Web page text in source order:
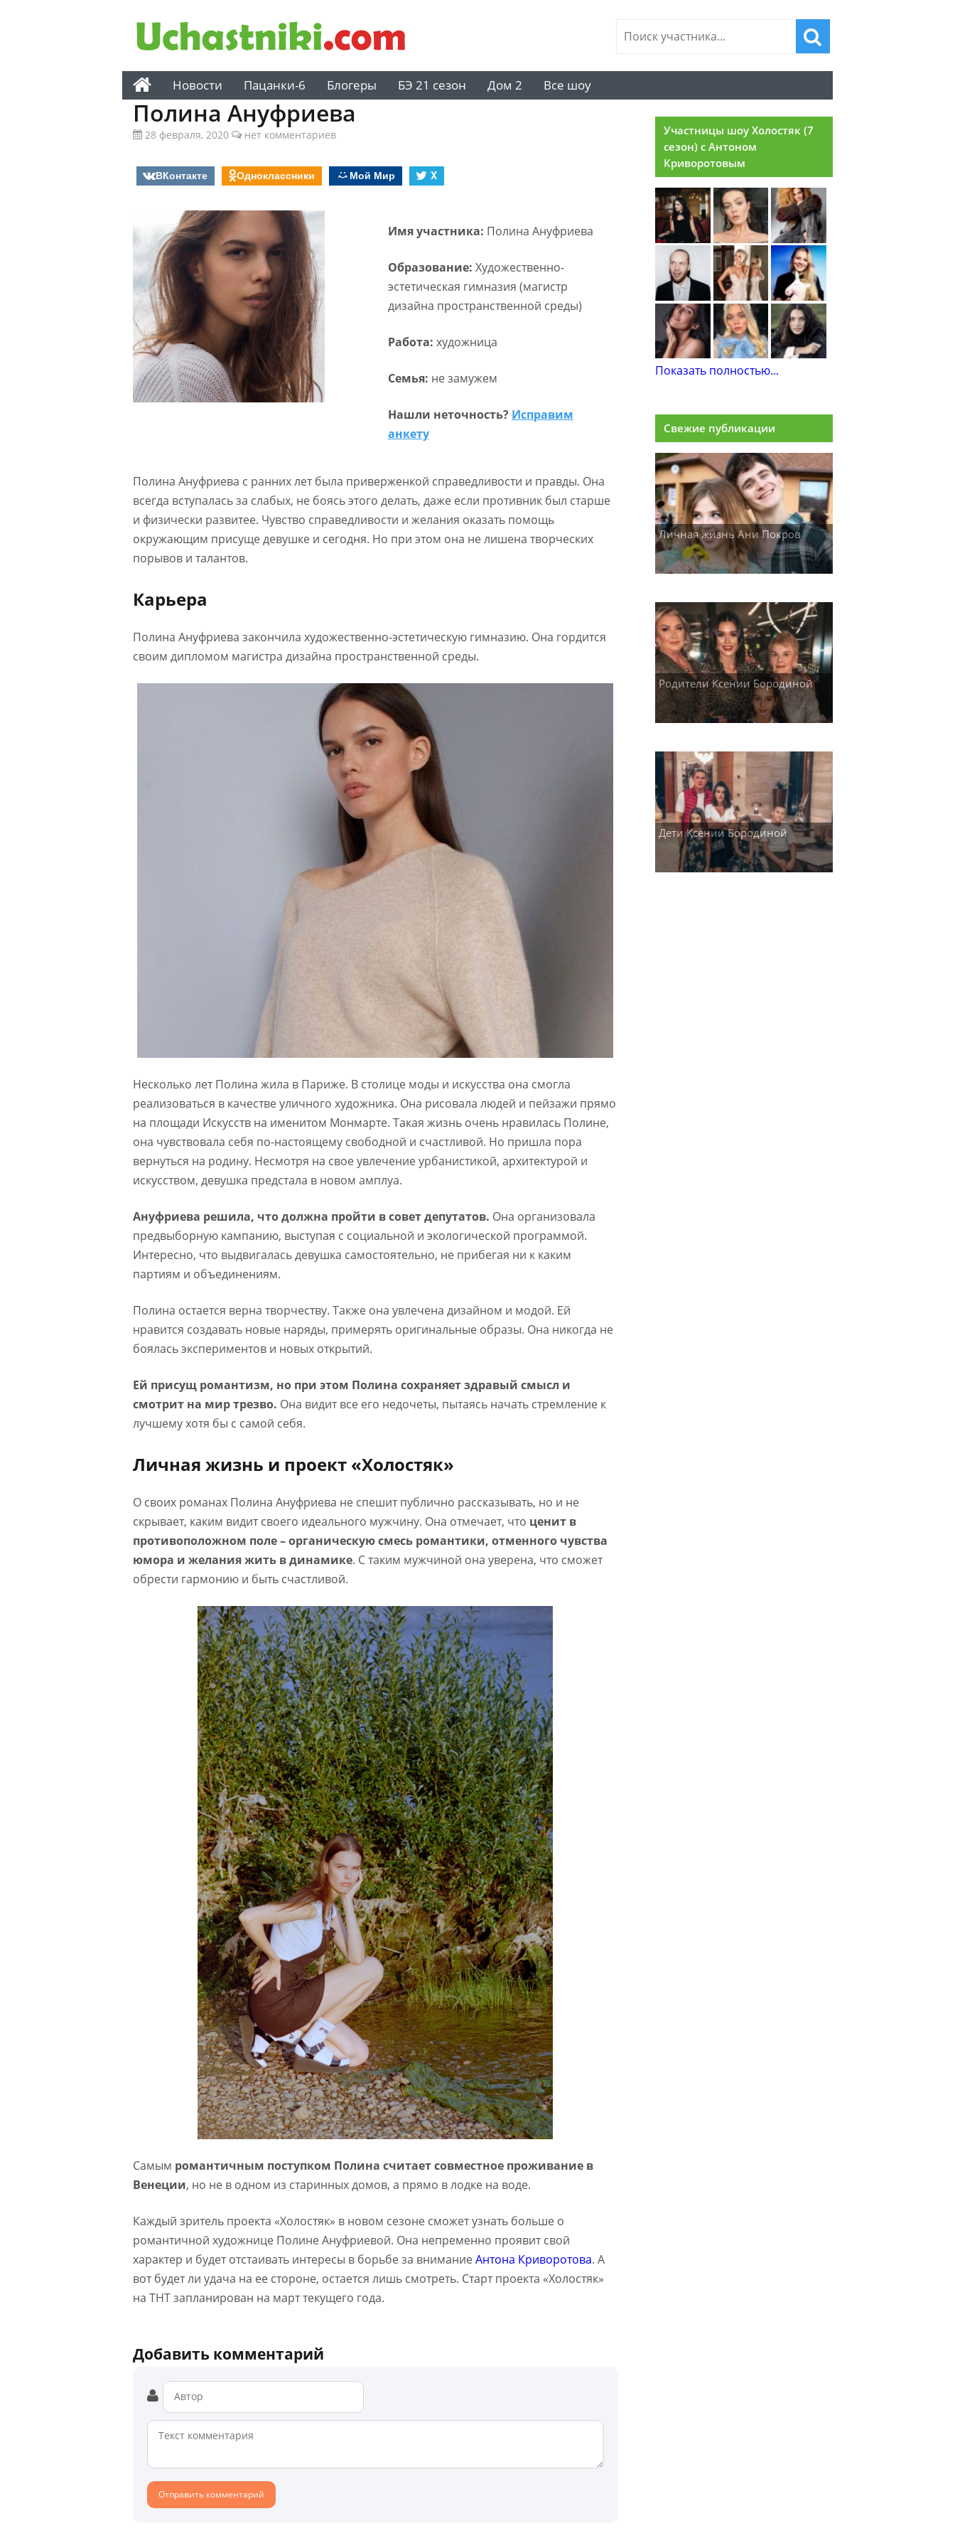
Новости Пацанки-6 Блогеры БЭ 21 сезон Дом 2 Все шоу
Полина Ануфриева
28 февраля, 2020 нет комментариев
ВКонтакте Одноклассники Мой Мир X
Имя участника: Полина Ануфриева
Образование: Художественно-
эстетическая гимназия (магистр
дизайна пространственной среды)
Работа: художница
Семья: не замужем
Нашли неточность? Исправим
анкету
Полина Ануфриева с ранних лет была приверженкой справедливости и правды. Она
всегда вступалась за слабых, не боясь этого делать, даже если противник был старше
и физически развитее. Чувство справедливости и желания оказать помощь
окружающим присуще девушке и сегодня. Но при этом она не лишена творческих
порывов и талантов.
Карьера
Полина Ануфриева закончила художественно-эстетическую гимназию. Она гордится
своим дипломом магистра дизайна пространственной среды.
Несколько лет Полина жила в Париже. В столице моды и искусства она смогла
реализоваться в качестве уличного художника. Она рисовала людей и пейзажи прямо
на площади Искусств на именитом Монмарте. Такая жизнь очень нравилась Полине,
она чувствовала себя по-настоящему свободной и счастливой. Но пришла пора
вернуться на родину. Несмотря на свое увлечение урбанистикой, архитектурой и
искусством, девушка предстала в новом амплуа.
Ануфриева решила, что должна пройти в совет депутатов. Она организовала
предвыборную кампанию, выступая с социальной и экологической программой.
Интересно, что выдвигалась девушка самостоятельно, не прибегая ни к каким
партиям и объединениям.
Полина остается верна творчеству. Также она увлечена дизайном и модой. Ей
нравится создавать новые наряды, примерять оригинальные образы. Она никогда не
боялась экспериментов и новых открытий.
Ей присущ романтизм, но при этом Полина сохраняет здравый смысл и
смотрит на мир трезво. Она видит все его недочеты, пытаясь начать стремление к
лучшему хотя бы с самой себя.
Личная жизнь и проект «Холостяк»
О своих романах Полина Ануфриева не спешит публично рассказывать, но и не
скрывает, каким видит своего идеального мужчину. Она отмечает, что ценит в
противоположном поле – органическую смесь романтики, отменного чувства
юмора и желания жить в динамике. С таким мужчиной она уверена, что сможет
обрести гармонию и быть счастливой.
Самым романтичным поступком Полина считает совместное проживание в
Венеции, но не в одном из старинных домов, а прямо в лодке на воде.
Каждый зритель проекта «Холостяк» в новом сезоне сможет узнать больше о
романтичной художнице Полине Ануфриевой. Она непременно проявит свой
характер и будет отстаивать интересы в борьбе за вниманиеАнтона Криворотова. А
вот будет ли удача на ее стороне, остается лишь смотреть. Старт проекта «Холостяк»
на ТНТ запланирован на март текущего года.
Добавить комментарий
Участницы шоу Холостяк (7
сезон) с Антоном
Криворотовым
Показать полностью...
Свежие публикации
Личная жизнь Ани Покров
Родители Ксении Бородиной
Дети Ксении Бородиной